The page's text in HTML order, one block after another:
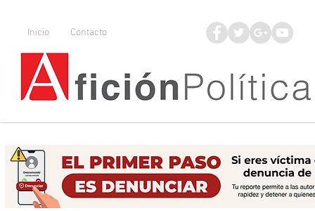
Inicio Contacto